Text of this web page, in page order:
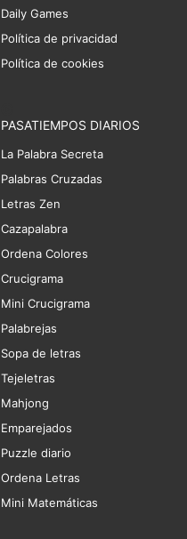
Daily Games
Política de privacidad
Política de cookies
PASATIEMPOS DIARIOS
La Palabra Secreta
Palabras Cruzadas
Letras Zen
Cazapalabra
Ordena Colores
Crucigrama
Mini Crucigrama
Palabrejas
Sopa de letras
Tejeletras
Mahjong
Emparejados
Puzzle diario
Ordena Letras
Mini Matemáticas